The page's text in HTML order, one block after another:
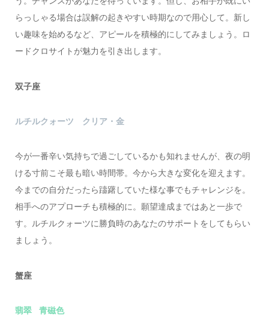
らっしゃる場合は誤解の起きやすい時期なので用心して。新し
い趣味を始めるなど、アピールを積極的にしてみましょう。ロ
ードクロサイトが魅力を引き出します。
双子座
ルチルクォーツ クリア・金
今が一番辛い気持ちで過ごしているかも知れませんが、夜の明
ける寸前こそ最も暗い時間帯。今から大きな変化を迎えます。
今までの自分だったら躊躇していた様な事でもチャレンジを。
相手へのアプローチも積極的に。願望達成まではあと一歩で
す。ルチルクォーツに勝負時のあなたのサポートをしてもらい
ましょう。
蟹座
翡翠 青磁色